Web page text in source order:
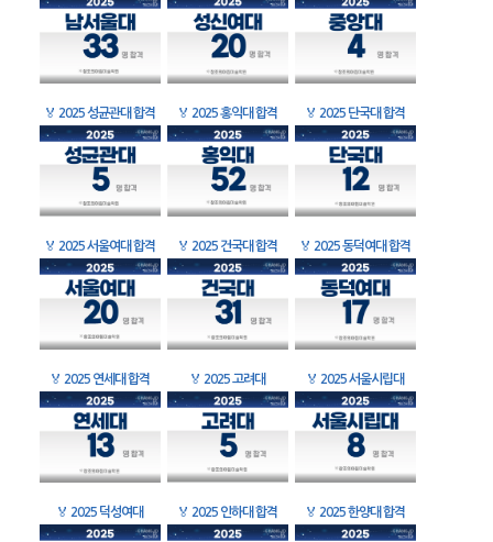
🏅 2025 성균관대 합격 🏅 2025 홍익대 합격 🏅 2025 단국대 합격
🏅 2025 서울여대 합격 🏅 2025 건국대 합격 🏅 2025 동덕여대 합격
🏅 2025 연세대 합격 🏅 2025 고려대 🏅 2025 서울시립대
🏅 2025 덕성여대 🏅 2025 인하대 합격 🏅 2025 한양대 합격